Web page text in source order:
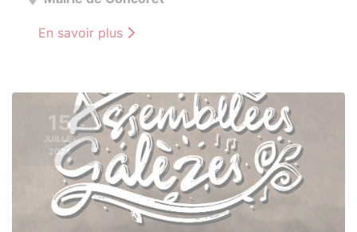
En savoir plus
15
JUILLET
2024